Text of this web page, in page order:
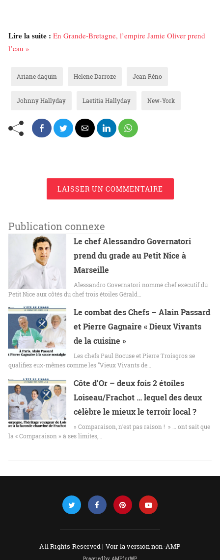
Lire la suite : En Grande-Bretagne, l’empire Jamie Oliver prend
l’eau »
Ariane daguin Helene Darroze Jean Réno
Johnny Hallyday Laetitia Hallyday New-York
LAISSER UN COMMENTAIRE
Publication connexe
Le chef Alessandro Governatori
prend du grade au Petit Nice à
Marseille
Alessandro Governatori nommé chef exécutif du
Petit Nice aux côtés du chef trois étoiles Gérald…
Le combat des Chefs – Alain Passard
et Pierre Gagnaire « Dieux Vivants
de la cuisine »
Les chefs Paul Bocuse et Pierre Troisgros se
qualifiez eux-mêmes comme les "Vieux Vivants de…
Côte d’Or – deux fois 2 étoiles
Loiseau/Frachot … lequel des deux
célèbre le mieux le terroir local ?
» Comparaison, n’est pas raison ! » … ont sait que
la « Comparaison » à ses limites,…
All Rights Reserved | Voir la version non-AMP
Powered by AMPforWP